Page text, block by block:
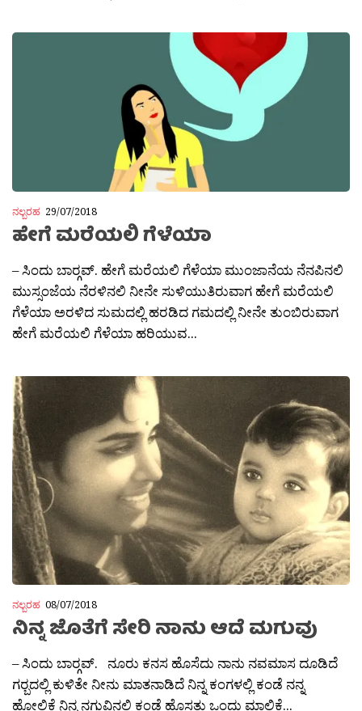
ನಲ್ಬರಹ 29/07/2018
ಹೇಗೆ ಮರೆಯಲಿ ಗೆಳೆಯಾ
– ಸಿಂದು ಬಾರ‍್ಗವ್. ಹೇಗೆ ಮರೆಯಲಿ ಗೆಳೆಯಾ ಮುಂಜಾನೆಯ ನೆನಪಿನಲಿ
ಮುಸ್ಸಂಜೆಯ ನೆರಳಿನಲಿ ನೀನೇ ಸುಳಿಯುತಿರುವಾಗ ಹೇಗೆ ಮರೆಯಲಿ
ಗೆಳೆಯಾ ಅರಳಿದ ಸುಮದಲ್ಲಿ ಹರಡಿದ ಗಮದಲ್ಲಿ ನೀನೇ ತುಂಬಿರುವಾಗ
ಹೇಗೆ ಮರೆಯಲಿ ಗೆಳೆಯಾ ಹರಿಯುವ...
ನಲ್ಬರಹ 08/07/2018
ನಿನ್ನ ಜೊತೆಗೆ ಸೇರಿ ನಾನು ಆದೆ ಮಗುವು
– ಸಿಂದು ಬಾರ‍್ಗವ್. ನೂರು ಕನಸ ಹೊಸೆದು ನಾನು ನವಮಾಸ ದೂಡಿದೆ
ಗರ‍್ಬದಲ್ಲಿ ಕುಳಿತೇ ನೀನು ಮಾತನಾಡಿದೆ ನಿನ್ನ ಕಂಗಳಲ್ಲಿ ಕಂಡೆ ನನ್ನ
ಹೋಲಿಕೆ ನಿನ್ನ ನಗುವಿನಲ್ಲಿ ಕಂಡೆ ಹೊಸತು ಒಂದು ಮಾಲಿಕೆ...